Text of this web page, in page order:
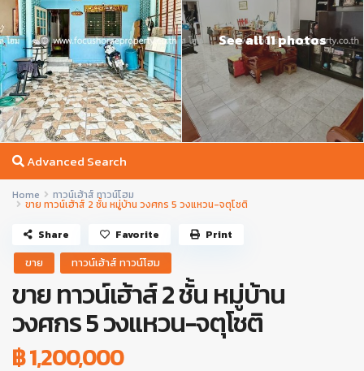
See all 11 photos
Advanced Search
Home ทาวน์เฮ้าส์ ทาวน์โฮม
ขาย ทาวน์เฮ้าส์ 2 ชั้น หมู่บ้าน วงศกร 5 วงแหวน-จตุโชติ
ขาย ทาวน์เฮ้าส์ ทาวน์โฮม
ขาย ทาวน์เฮ้าส์ 2 ชั้น หมู่บ้าน
วงศกร 5 วงแหวน-จตุโชติ
฿ 1,200,000
Share Favorite Print